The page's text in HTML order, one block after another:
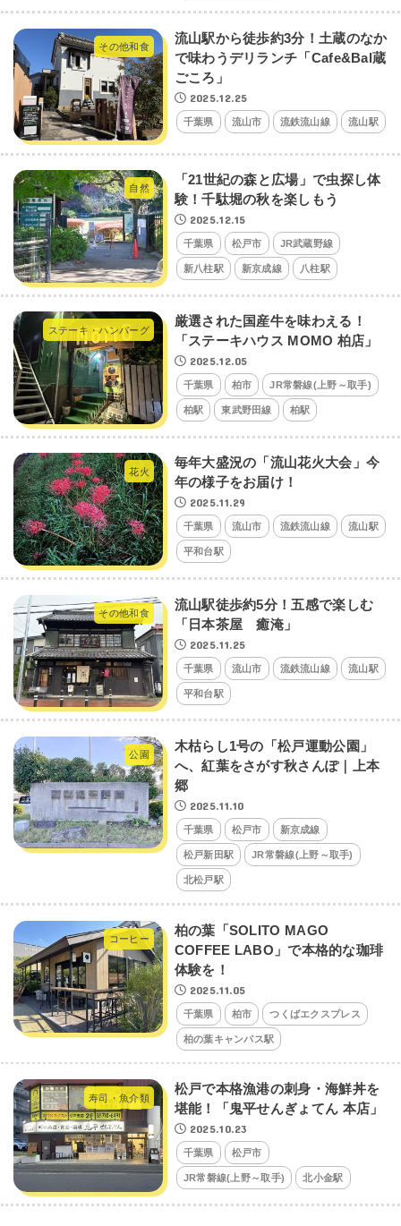
その他和食
流山駅から徒歩約3分！土蔵のなか
で味わうデリランチ「Cafe&Bal蔵
ごころ」
2025.12.25
千葉県 流山市 流鉄流山線 流山駅
自然
「21世紀の森と広場」で虫探し体
験！千駄堀の秋を楽しもう
2025.12.15
千葉県 松戸市 JR武蔵野線
新八柱駅 新京成線 八柱駅
ステーキ・ハンバーグ
厳選された国産牛を味わえる！
「ステーキハウス MOMO 柏店」
2025.12.05
千葉県 柏市 JR常磐線(上野～取手)
柏駅 東武野田線 柏駅
花火
毎年大盛況の「流山花火大会」今
年の様子をお届け！
2025.11.29
千葉県 流山市 流鉄流山線 流山駅
平和台駅
その他和食
流山駅徒歩約5分！五感で楽しむ
「日本茶屋 癒淹」
2025.11.25
千葉県 流山市 流鉄流山線 流山駅
平和台駅
公園
木枯らし1号の「松戸運動公園」
へ、紅葉をさがす秋さんぽ｜上本
郷
2025.11.10
千葉県 松戸市 新京成線
松戸新田駅 JR常磐線(上野～取手)
北松戸駅
コーヒー
柏の葉「SOLITO MAGO
COFFEE LABO」で本格的な珈琲
体験を！
2025.11.05
千葉県 柏市 つくばエクスプレス
柏の葉キャンパス駅
寿司・魚介類
松戸で本格漁港の刺身・海鮮丼を
堪能！「鬼平せんぎょてん 本店」
2025.10.23
千葉県 松戸市
JR常磐線(上野～取手) 北小金駅